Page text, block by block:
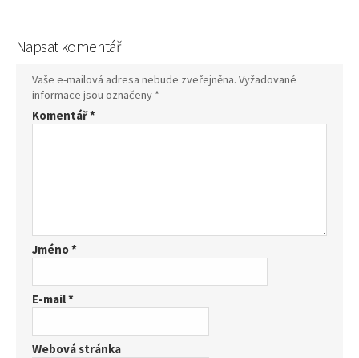
Napsat komentář
Vaše e-mailová adresa nebude zveřejněna. Vyžadované
informace jsou označeny *
Komentář*
Jméno*
E-mail*
Webová stránka